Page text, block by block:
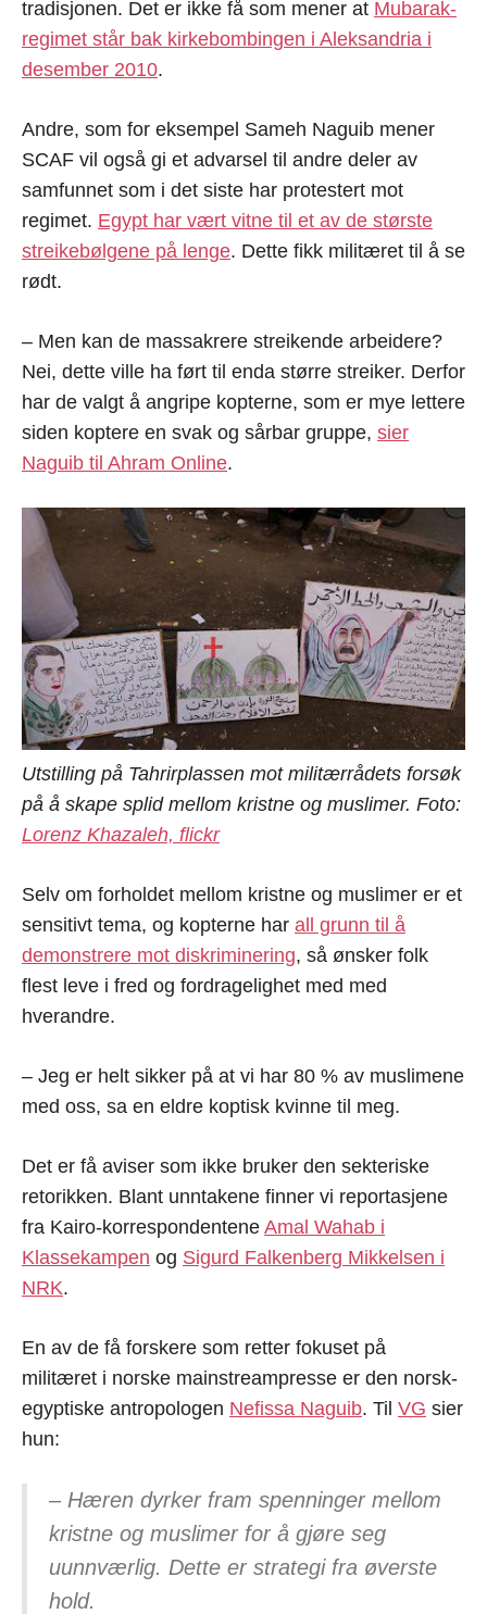
tradisjonen. Det er ikke få som mener at Mubarak-
regimet står bak kirkebombingen i Aleksandria i
desember 2010.
Andre, som for eksempel Sameh Naguib mener
SCAF vil også gi et advarsel til andre deler av
samfunnet som i det siste har protestert mot
regimet. Egypt har vært vitne til et av de største
streikebølgene på lenge. Dette fikk militæret til å se
rødt.
– Men kan de massakrere streikende arbeidere?
Nei, dette ville ha ført til enda større streiker. Derfor
har de valgt å angripe kopterne, som er mye lettere
siden koptere en svak og sårbar gruppe, sier
Naguib til Ahram Online.
Utstilling på Tahrirplassen mot militærrådets forsøk
på å skape splid mellom kristne og muslimer. Foto:
Lorenz Khazaleh, flickr
Selv om forholdet mellom kristne og muslimer er et
sensitivt tema, og kopterne har all grunn til å
demonstrere mot diskriminering, så ønsker folk
flest leve i fred og fordragelighet med med
hverandre.
– Jeg er helt sikker på at vi har 80 % av muslimene
med oss, sa en eldre koptisk kvinne til meg.
Det er få aviser som ikke bruker den sekteriske
retorikken. Blant unntakene finner vi reportasjene
fra Kairo-korrespondentene Amal Wahab i
Klassekampen og Sigurd Falkenberg Mikkelsen i
NRK.
En av de få forskere som retter fokuset på
militæret i norske mainstreampresse er den norsk-
egyptiske antropologen Nefissa Naguib. Til VG sier
hun:
– Hæren dyrker fram spenninger mellom
kristne og muslimer for å gjøre seg
uunnværlig. Dette er strategi fra øverste
hold.